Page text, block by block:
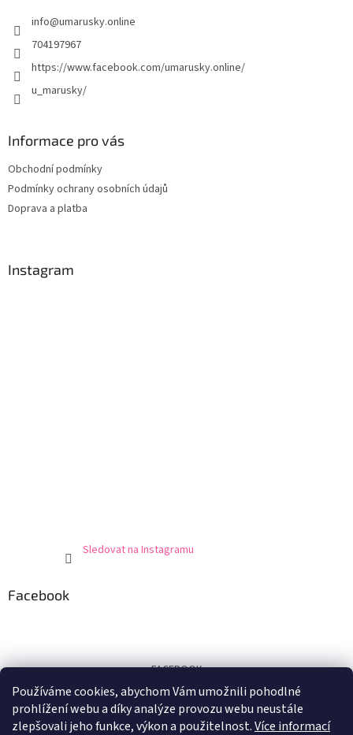
Používáme cookies, abychom Vám umožnili pohodlné
prohlížení webu a díky analýze provozu webu neustále
zlepšovali jeho funkce, výkon a použitelnost.Více informací
info@umarusky.online
704197967
https://www.facebook.com/umarusky.online/
u_marusky/
Informace pro vás
Obchodní podmínky
Podmínky ochrany osobních údajů
Doprava a platba
Instagram
Sledovat na Instagramu
Facebook
FACEBOOK
Certifikát